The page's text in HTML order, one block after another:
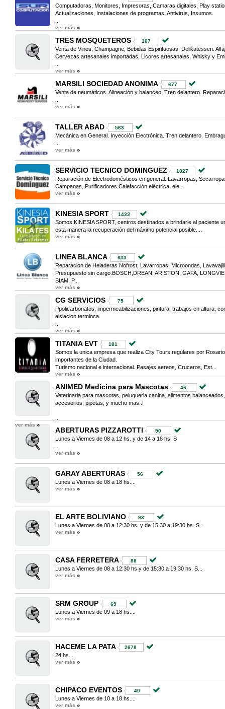
Computadoras, Monitores, Impresoras, Camaras digitales, Play
Actualizaciones, Instalaciones de programas, Antivirus, Insumos.
ver más
TRES MOSQUETEROS 107
Venta de Vinos, Champagne, Bebidas Espirituosas, Delikatessen.
Cervezas artesanales importadas, Licores artesanales, Whisky y
ver más
MARSILI SOCIEDAD ANONIMA 677
Venta de neumáticos. Alineación y balanceo. Tren delantero.
ver más
TALLER ABAD 563
Mecánica en General. Inyección Electrónica. Tren delantero.
ver más
SERVICIO TECNICO DOMINGUEZ 1827
Reparación de Electrodomésticos en general. Lavarropas,
Campanas, Purificadores.Calefacción eléctrica, ele...
ver más
KINESIA SPORT 1433
Somos KINESIA SPORT, centros destinados a brindarle al paciente
esta manera la recuperación del máximo potencial posible....
ver más
LINEA BLANCA 633
Reparacion de Heladeras Nofrost, Lavarropas, Microondas,
Presupuesto sin cargo.BOSCH,DREAN, ARISTON, GAFA,
SIAM, P...
ver más
CG SERVICIOS 75
Ppolicarbonatos, impermeabilizaciones, pintura, trabajos en altura,
aislacion terminca.
ver más
TITANIA EVT 181
Somos la unica empresa que realiza City Tours regulares por
importantes de la Ciudad.
Turismo nacional e internacional. Pasajes aereos, Cruceros, Est...
ver más
ANIMED Medicina para Mascotas 46
Veterinaria para mascotas, peluqueria canina, alimentos
accesorios, pipetas, y mucho mas..!
ver más
ABERTURAS PIZZAROTTI 90
Lunes a Viernes de 08 a 12 hs. y de 14 a 18 hs. S
ver más
GARAY ABERTURAS 56
Lunes a Viernes de 08 a 18 hs....
ver más
EL ARTE BOLIVIANO 93
Lunes a Viernes de 08 a 12:30 hs. y de 15:30 a 19:30 hs. S...
ver más
CASA FERRETERA 88
Lunes a Viernes de 08 a 12:30 hs y de 15:30 a 19:30 hs. S...
ver más
SRM GROUP 69
Lunes a Viernes de 09 a 18 hs....
ver más
HACEME LA PATA 2678
24 hs....
ver más
CHIPACO EVENTOS 40
Lunes a Viernes de 10 a 18 hs....
ver más